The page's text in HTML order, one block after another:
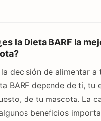
la Dieta BARF la
decisión de alimentar a
BARF depende de ti, tu
de tu mascota. La
beneficios